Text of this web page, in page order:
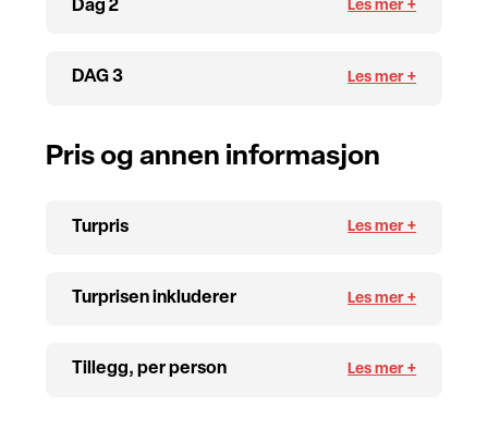
Dag 2
DAG 3
Pris og annen informasjon
Turpris
Turprisen inkluderer
Tillegg, per person